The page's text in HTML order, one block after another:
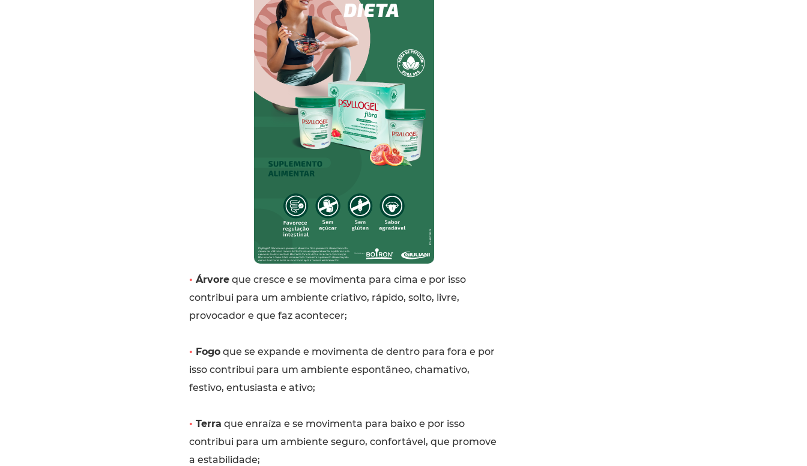
• Árvoreque cresce e se movimenta para cima e por isso
contribui para um ambiente criativo, rápido, solto, livre,
provocador e que faz acontecer;
• Fogoque se expande e movimenta de dentro para fora e por
isso contribui para um ambiente espontâneo, chamativo,
festivo, entusiasta e ativo;
• Terra que enraíza e se movimenta para baixo e por isso
contribui para um ambiente seguro, confortável, que promove
a estabilidade;